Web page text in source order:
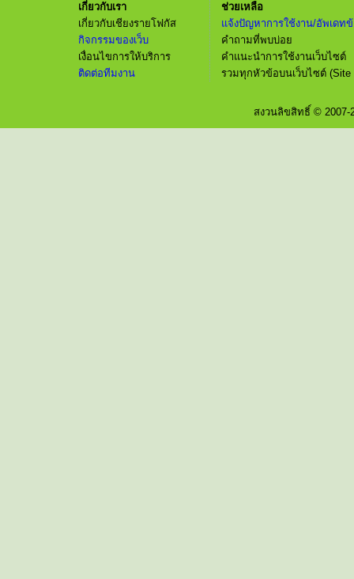
เกี่ยวกับเรา
เกี่ยวกับเชียงรายโฟกัส
กิจกรรมของเว็บ
เงื่อนไขการให้บริการ
ติดต่อทีมงาน
ช่วยเหลือ
แจ้งปัญหาการใช้งาน/อัพเดท
คำถามที่พบบ่อย
คำแนะนำการใช้งานเว็บไซต์
รวมทุกหัวข้อบนเว็บไซต์ (Site
สงวนลิขสิทธิ์ © 2007-